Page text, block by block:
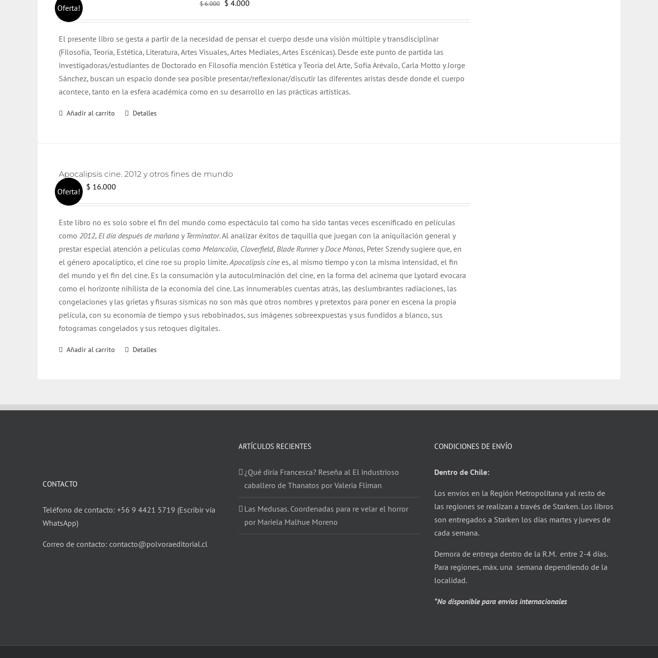
Oferta! $6.000
El
era:
$ 6.000.
$ 4.000El
es:
$ 4.000.
El presente libro se gesta a partir de la necesidad de pensar el cuerpo desde una visión múltiple y transdisciplinar
(Filosofía, Teoría, Estética, Literatura, Artes Visuales, Artes Mediales, Artes Escénicas). Desde este punto de partida las
investigadoras/estudiantes de Doctorado en Filosofía mención Estética y Teoría del Arte, Sofía Arévalo, Carla Motto y Jorge
Sánchez, buscan un espacio donde sea posible presentar/reflexionar/discutir las diferentes aristas desde donde el cuerpo
acontece, tanto en la esfera académica como en su desarrollo en las prácticas artísticas.
Añadir al carrito Detalles
Oferta!
Apocalipsis cine. 2012 y otros fines de mundo
$ 17.000 El
era:
$ 17.000.
$ 16.000
es:
$ 16.000.
Este libro no es solo sobre el fin del mundo como espectáculo tal como ha sido tantas veces escenificado en películas
como 2012, El día después de mañana y Terminator. Al analizar éxitos de taquilla que juegan con la aniquilación general y
prestar especial atención a películas como Melancolía, Cloverfield, Blade RunneryDoce Monos, Peter Szendy sugiere que, en
el género apocalíptico, el cine roe su propio límite.Apocalipsis cinees, al mismo tiempo y con la misma intensidad, el fin
del mundo y el fin del cine. Es la consumación y la autoculminación del cine, en la forma del acinema que Lyotard evocara
como el horizonte nihilista de la economía del cine. Las innumerables cuentas atrás, las deslumbrantes radiaciones, las
congelaciones y las grietas y fisuras sísmicas no son más que otros nombres y pretextos para poner en escena la propia
película, con su economía de tiempo y sus rebobinados, sus imágenes sobreexpuestas y sus fundidos a blanco, sus
fotogramas congelados y sus retoques digitales.
Añadir al carrito Detalles
CONTACTO
Teléfono de contacto: +56 9 4421 5719 (Escribir vía
WhatsApp)
Correo de contacto: contacto@polvoraeditorial.cl
ARTÍCULOS RECIENTES
¿Qué diría Francesca? Reseña al El industrioso
caballero de Thanatos por Valeria Fliman
Las Medusas. Coordenadas para re velar el horror
por Mariela Malhue Moreno
CONDICIONES DE ENVÍO
Dentro de Chile:
Los envíos en la Región Metropolitana y al resto de
las regiones se realizan a través de Starken. Los libros
son entregados a Starken los días martes y jueves de
cada semana.
Demora de entrega dentro de la R.M. entre 2-4 días.
Para regiones, máx. una semana dependiendo de la
localidad.
*No disponible para envíos internacionales